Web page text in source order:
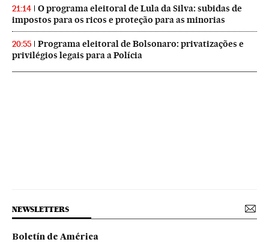
21:14
O programa eleitoral de Lula da Silva: subidas de
impostos para os ricos e proteção para as minorias
20:55
Programa eleitoral de Bolsonaro: privatizações e
privilégios legais para a Polícia
NEWSLETTERS
Boletín de América